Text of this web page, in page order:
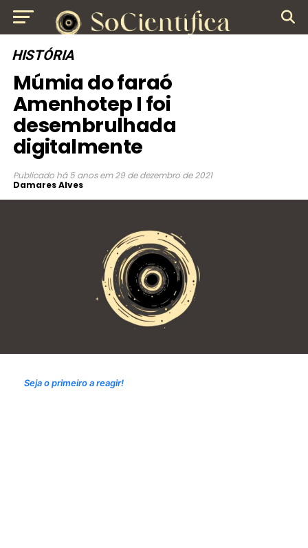
HISTÓRIA
Múmia do faraó
Amenhotep I foi
desembrulhada
digitalmente
Publicado há 5 anos em 29 de dezembro de 2021
Damares Alves
Seja o primeiro a reagir!